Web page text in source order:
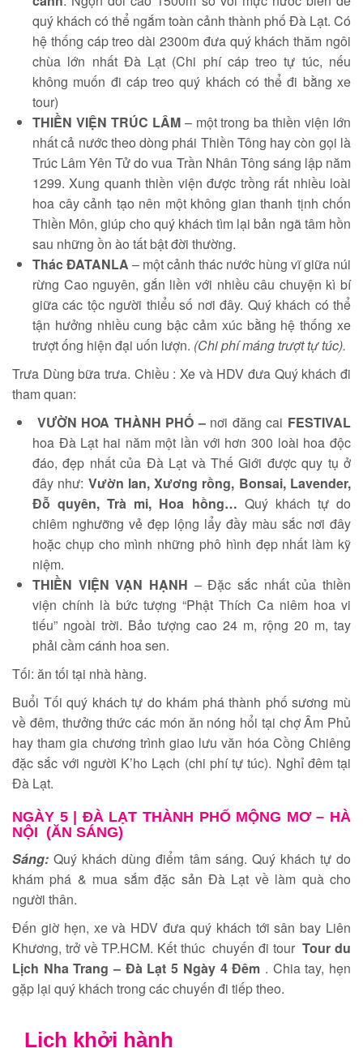
quý khách có thể ngắm toàn cảnh thành phố Đà Lạt. Có
hệ thống cáp treo dài 2300m đưa quý khách thăm ngôi
chùa lớn nhất Đà Lạt (Chi phí cáp treo tự túc, nếu
không muốn đi cáp treo quý khách có thể đi bằng xe
tour)
THIỀN VIỆN TRÚC LÂM– một trong ba thiền viện lớn
nhất cả nước theo dòng phái Thiền Tông hay còn gọi là
Trúc Lâm Yên Tử do vua Trần Nhân Tông sáng lập năm
1299. Xung quanh thiền viện được trồng rất nhiều loài
hoa cây cảnh tạo nên một không gian thanh tịnh chốn
Thiền Môn, giúp cho quý khách tìm lại bản ngã tâm hồn
sau những ồn ào tất bật đời thường.
Thác ĐATANLA – một cảnh thác nước hùng vĩ giữa núi
rừng Cao nguyên, gắn liền với nhiều câu chuyện kì bí
giữa các tộc người thiểu số nơi đây. Quý khách có thể
tận hưởng nhiều cung bậc cảm xúc bằng hệ thống xe
trượt ống hiện đại uốn lượn. (Chi phí máng trượt tự túc).
Trưa Dùng bữa trưa. Chiều : Xe và HDV đưa Quý khách đi
tham quan:
VƯỜN HOA THÀNH PHỐ – nơi đăng cai FESTIVAL
hoa Đà Lạt hai năm một lần với hơn 300 loài hoa độc
đáo, đẹp nhất của Đà Lạt và Thế Giới được quy tụ ở
đây như: Vườn lan, Xương rồng, Bonsai, Lavender,
Đỗ quyên, Trà mi, Hoa hồng… Quý khách tự do
chiêm nghưỡng vẻ đẹp lộng lẩy đầy màu sắc nơi đây
hoặc chụp cho mình những phô hình đẹp nhất làm kỹ
niệm.
THIỀN VIỆN VẠN HẠNH – Đặc sắc nhất của thiền
viện chính là bức tượng “Phật Thích Ca niêm hoa vi
tiếu” ngoài trời. Bảo tượng cao 24 m, rộng 20 m, tay
phải cầm cánh hoa sen.
Tối: ăn tối tại nhà hàng.
Buổi Tối quý khách tự do khám phá thành phố sương mù
về đêm, thưởng thức các món ăn nóng hổi tại chợ Âm Phủ
hay tham gia chương trình giao lưu văn hóa Cồng Chiêng
đặc sắc với người K’ho Lạch (chi phí tự túc). Nghỉ đêm tại
Đà Lạt.
NGÀY 5 |
ĐÀ LẠT THÀNH PHỐ MỘNG MƠ – HÀ
NỘI (ĂN SÁNG)
Sáng: Quý khách dùng điểm tâm sáng. Quý khách tự do
khám phá & mua sắm đặc sản Đà Lạt về làm quà cho
người thân.
Đến giờ hẹn, xe và HDV đưa quý khách tới sân bay Liên
Khương, trở về TP.HCM. Kết thúc chuyến đi tourTour du
Lịch Nha Trang – Đà Lạt 5 Ngày 4 Đêm . Chia tay, hẹn
gặp lại quý khách trong các chuyến đi tiếp theo.
Lịch khởi hành